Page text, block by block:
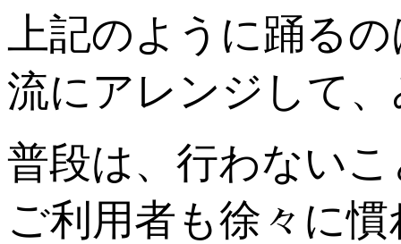
上記のように踊る
流にアレンジして、
普段は、行わない
ご利用者も徐々に